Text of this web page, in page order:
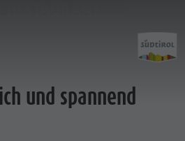
PLANEN &
und spannend